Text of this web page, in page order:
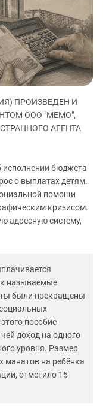
В ЧЕЧНЕ
АКТИВИСТОВ
И ПРОТЕСТЫ
ПРОИЗВЕДЕН И
ООО "МЕМО",
АГЕНТА
бюджета
о выплатах детям.
помощи
кризисом.
адресную систему,
называемые
были прекращены
пособие
доход на одного
уровня. Размер
манатов на ребёнка
отметило 15